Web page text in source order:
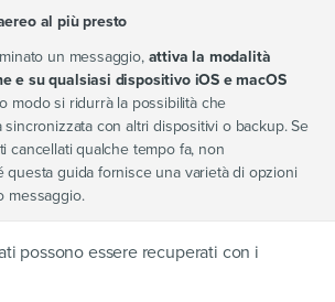
al più presto
un messaggio, attiva la modalità
e su qualsiasi dispositivo iOS e macOS
modo si ridurrà la possibilità che
sincronizzata con altri dispositivi o backup. Se
cancellati qualche tempo fa, non
questa guida fornisce una varietà di opzioni
messaggio.
possono essere recuperati con i